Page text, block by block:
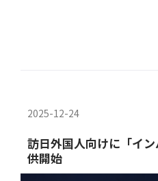
2025-12-24
訪日外国人向けに「イ
供開始